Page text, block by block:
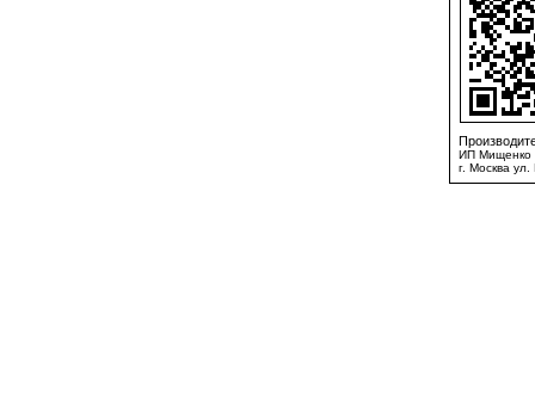
ИП Мищенко
г. Москва